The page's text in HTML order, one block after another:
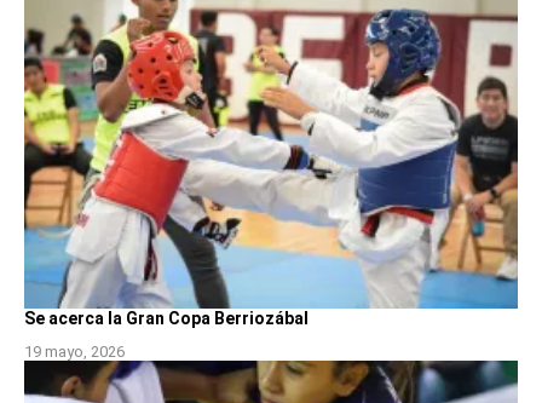
Se acerca la Gran Copa Berriozábal
19 mayo, 2026